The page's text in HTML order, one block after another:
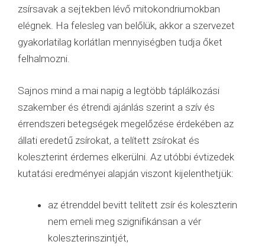
zsírsavak a sejtekben lévő mitokondriumokban
elégnek. Ha felesleg van belőlük, akkor a szervezet
gyakorlatilag korlátlan mennyiségben tudja őket
felhalmozni.
Sajnos mind a mai napig a legtöbb táplálkozási
szakember és étrendi ajánlás szerint a szív és
érrendszeri betegségek megelőzése érdekében az
állati eredetű zsírokat, a telített zsírokat és
koleszterint érdemes elkerülni. Az utóbbi évtizedek
kutatási eredményei alapján viszont kijelenthetjük:
az étrenddel bevitt telített zsír és koleszterin
nem emeli meg szignifikánsan a vér
koleszterinszintjét,